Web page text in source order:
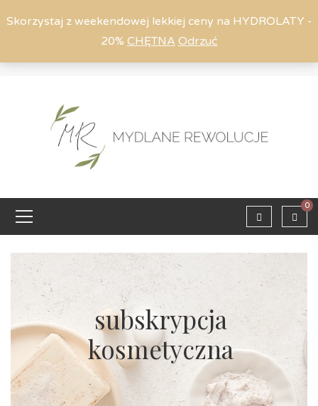
Skorzystaj z weekendowej lekkiej ceny na HYDROLATY -
20% CHĘTNA Odrzuć
0
subskrypcja
kosmetyczna